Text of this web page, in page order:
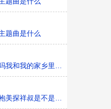
题曲是什么
我和我的家乡里面有不有王源
美探祥叔是不是好人